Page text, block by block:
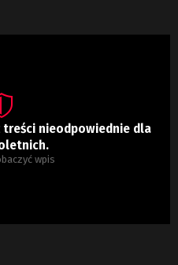
nieodpowiednie dla
wpis